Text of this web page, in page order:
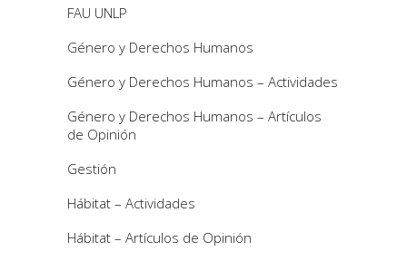
FAU UNLP
Género y Derechos Humanos
Género y Derechos Humanos – Actividades
Género y Derechos Humanos – Artículos
de Opinión
Gestión
Hábitat – Actividades
Hábitat – Artículos de Opinión